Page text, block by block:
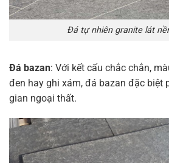
Đá tự nhiên granite lát
Đá bazan: Với kết cấu chắc chắn,
đen hay ghi xám, đá bazan đặc biệt
gian ngoại thất.